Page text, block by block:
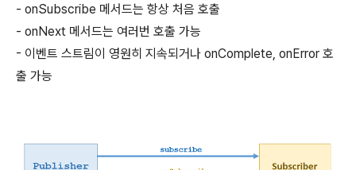
- onSubscribe 메서드는 항상 처음 호출
- onNext 메서드는 여러번 호출 가능
- 이벤트 스트림이 영원히 지속되거나 onComplete, onError 호
출 가능